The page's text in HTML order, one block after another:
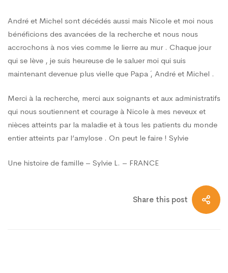
André et Michel sont décédés aussi mais Nicole et moi nous
bénéficions des avancées de la recherche et nous nous
accrochons à nos vies comme le lierre au mur . Chaque jour
qui se lève , je suis heureuse de le saluer moi qui suis
maintenant devenue plus vielle que Papa ´, André et Michel .
Merci à la recherche, merci aux soignants et aux administratifs
qui nous soutiennent et courage à Nicole à mes neveux et
nièces atteints par la maladie et à tous les patients du monde
entier atteints par l’amylose . On peut le faire ! Sylvie
Une histoire de famille – Sylvie L. – FRANCE
Share this post